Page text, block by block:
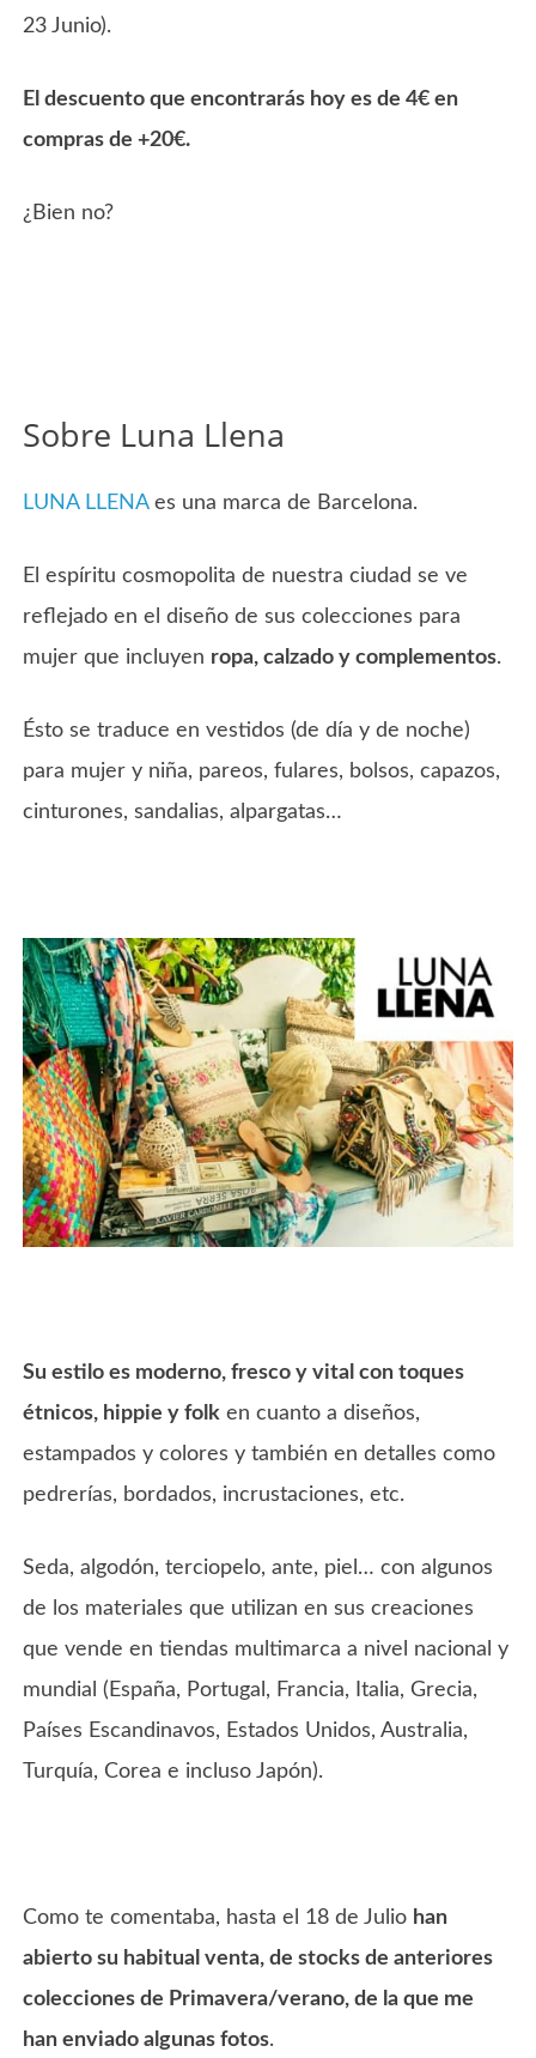
23 Junio).
El descuento que encontrarás hoy es de 4€ en
compras de +20€.
¿Bien no?
Sobre Luna Llena
LUNA LLENAes una marca de Barcelona.
El espíritu cosmopolita de nuestra ciudad se ve
reflejado en el diseño de sus colecciones para
mujer que incluyen ropa, calzado y complementos.
Ésto se traduce en vestidos (de día y de noche)
para mujer y niña, pareos, fulares, bolsos, capazos,
cinturones, sandalias, alpargatas…
Su estilo es moderno, fresco y vital con toques
étnicos, hippie y folk en cuanto a diseños,
estampados y colores y también en detalles como
pedrerías, bordados, incrustaciones, etc.
Seda, algodón, terciopelo, ante, piel… con algunos
de los materiales que utilizan en sus creaciones
que vende en tiendas multimarca a nivel nacional y
mundial (España, Portugal, Francia, Italia, Grecia,
Países Escandinavos, Estados Unidos, Australia,
Turquía, Corea e incluso Japón).
Como te comentaba, hasta el 18 de Julio han
abierto su habitual venta, de stocks de anteriores
colecciones de Primavera/verano, de la que me
han enviado algunas fotos.